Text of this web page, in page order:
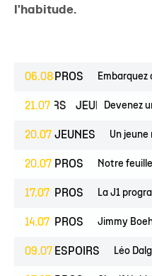
l'habitude.
06.08 PROS Embarquez
21.07
ESPOIRS JEUNES Devenez
20.07 JEUNES Un jeune
20.07 PROS Notre
17.07 PROS La J1
14.07 PROS Jimmy
09.07 ESPOIRS Léo